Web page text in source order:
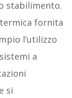
stabilimento.
termica fornita
l’utilizzo
a
si